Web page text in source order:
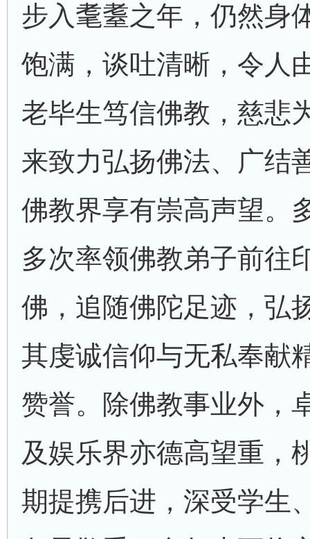
步入耄耋之年，仍然身
饱满，谈吐清晰，令人
老毕生笃信佛教，慈悲
来致力弘扬佛法、广结
佛教界享有崇高声望。
多次率领佛教弟子前往
佛，追随佛陀足迹，弘
其虔诚信仰与无私奉献
赞誉。除佛教事业外，
及娱乐界亦德高望重，
期提携后进，深受学生